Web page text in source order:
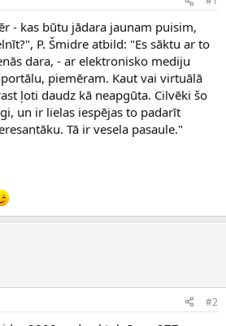
- kas būtu jādara jaunam puisim,
P. Šmidre atbild: "Es sāktu ar to
dara, - ar elektronisko mediju
piemēram. Kaut vai virtuālā
ļoti daudz kā neapgūta. Cilvēki šo
un ir lielas iespējas to padarīt
Tā ir vesela pasaule."
#2